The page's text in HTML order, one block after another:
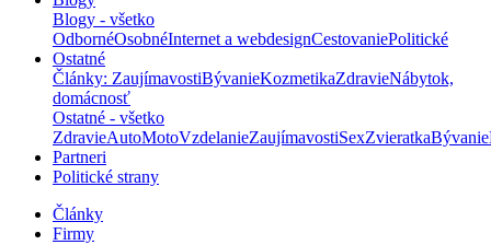
Blogy - všetko
OdbornéOsobnéInternet a webdesignCestovaniePolitické
Ostatné
Články: ZaujímavostiBývanieKozmetikaZdravieNábytok,
domácnosť
Ostatné - všetko
ZdravieAutoMotoVzdelanieZaujímavostiSexZvieratkaBývanie
Partneri
Politické strany
Články
Firmy